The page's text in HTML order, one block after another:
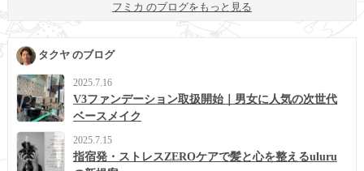
フミカ のブログをもっと見る
タクヤ のブログ
2025.7.16
V3ファンデーション取扱開始｜男女に人気の次世代
ベースメイク
2025.7.15
指宿発・ストレスZEROケアで髪と心を整えるuluru